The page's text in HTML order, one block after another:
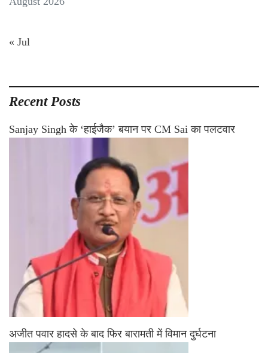
« Jul
Recent Posts
Sanjay Singh के ‘हाईजैक’ बयान पर CM Sai का पलटवार
अजीत पवार हादसे के बाद फिर बारामती में विमान दुर्घटना